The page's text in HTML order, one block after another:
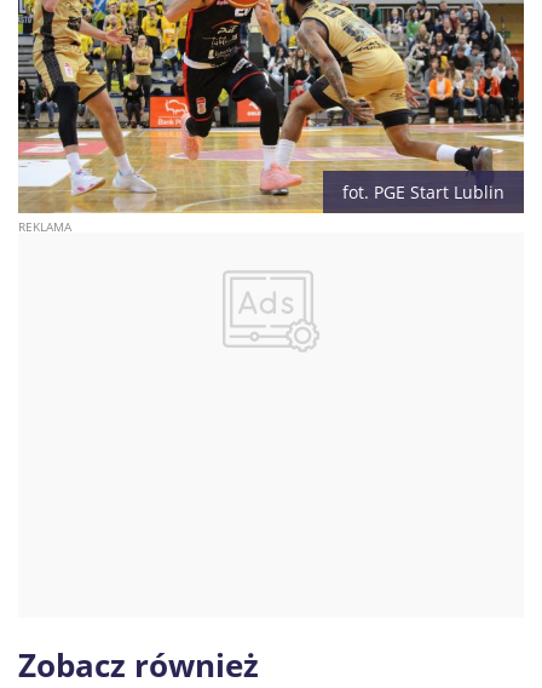
fot. PGE Start Lublin
Zobacz również